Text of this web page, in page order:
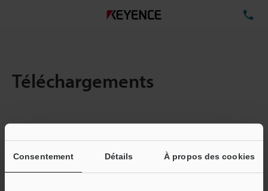
Consentement Détails À propos des cookies
Téléchargements
Quantité : Taille totale des fichiers :3.41MB